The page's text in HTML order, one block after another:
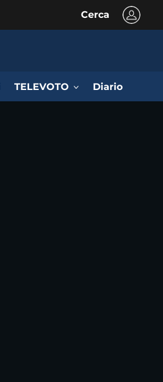
Cerca
TELEVOTO Diario